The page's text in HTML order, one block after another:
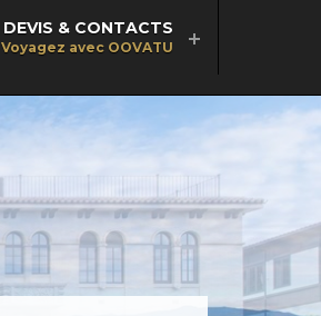
DEVIS & CONTACTS
Voyagez avec OOVATU